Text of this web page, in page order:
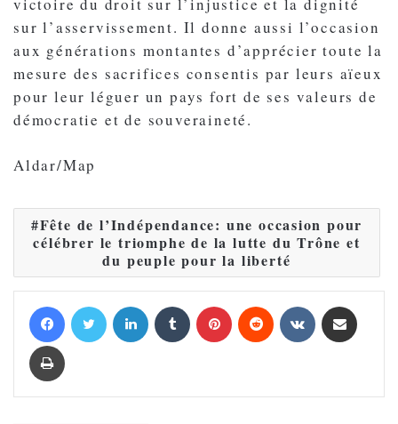
sur l’asservissement. Il donne aussi l’occasion
aux générations montantes d’apprécier toute la
mesure des sacrifices consentis par leurs aïeux
pour leur léguer un pays fort de ses valeurs de
démocratie et de souveraineté.
Aldar/Map
Fête de l’Indépendance: une occasion pour
célébrer le triomphe de la lutte du Trône et
du peuple pour la liberté